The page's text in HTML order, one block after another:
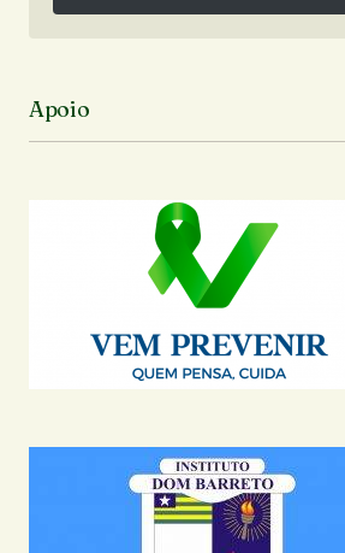
Siga no Instagram
Apoio